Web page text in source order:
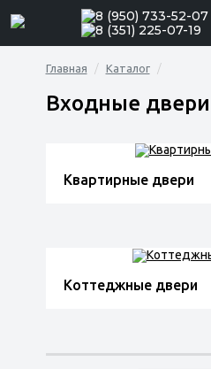
8 (950) 733-52-07
8 (351) 225-07-19
Главная Каталог
Входные двери
Квартирные двери
Коттеджные двери